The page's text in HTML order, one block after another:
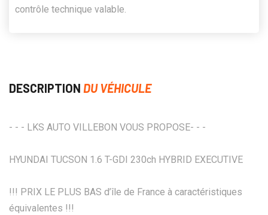
contrôle technique valable.
DESCRIPTION DU VÉHICULE
- - - LKS AUTO VILLEBON VOUS PROPOSE- - -
HYUNDAI TUCSON 1.6 T-GDI 230ch HYBRID EXECUTIVE
!!! PRIX LE PLUS BAS d’île de France à caractéristiques
équivalentes !!!